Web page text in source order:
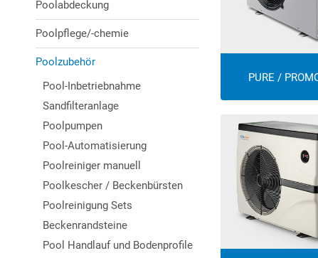
Poolabdeckung
Poolpflege/-chemie
Poolzubehör
Pool-Inbetriebnahme
Sandfilteranlage
Poolpumpen
Pool-Automatisierung
Poolreiniger manuell
Poolkescher / Beckenbürsten
Poolreinigung Sets
Beckenrandsteine
Pool Handlauf und Bodenprofile
PURE /